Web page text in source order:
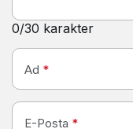
0/30 karakter
Ad *
E-Posta *